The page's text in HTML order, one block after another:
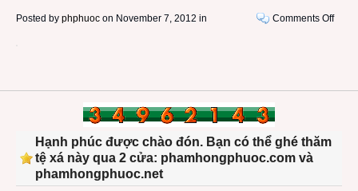
Posted by phphuoc on November 7, 2012 in Comments Offon
Hạnh phúc được chào đón. Bạn có thể ghé thăm
tệ xá này qua 2 cửa: phamhongphuoc.com và
phamhongphuoc.net